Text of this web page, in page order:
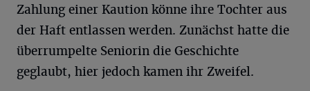
Zahlung einer Kaution könne ihre Tochter aus
der Haft entlassen werden. Zunächst hatte die
überrumpelte Seniorin die Geschichte
geglaubt, hier jedoch kamen ihr Zweifel.